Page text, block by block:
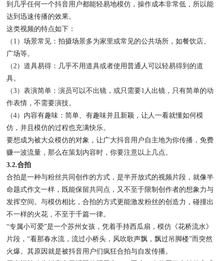
到几乎任何一个抖音用户都能轻易地模仿，操作成本非常低，所以能
达到迅速传播的效果。
这类视频的特点如下：
（1）场景常见：拍摄场景多为家里或常见的公共场所，如餐饮店、
广场等。
（2）道具易得：几乎不用道具或者使用普通人可以轻易得到的道
具。
（3）表演简单：演员可以不出镜，或只需要1人出镜，只有简单的动
作表情，不需要演技。
（4）内容有趣味：简单、有趣味并且新颖，让人一看就懂如何模
仿，并且模仿的过程也充满快乐。
要想成为被大众模仿的对象，让广大抖音用户自主地为你传播，免费
赚一波流量，那么在策划内容时，你要注意以上几点。
3.2.合拍
合拍是一种与粉丝共同创作的方式，是半开放式的视频片段，就像半
命题式作文一样，既能保留共同点，又不至于限制创作者的想象力与
发挥空间。与模仿相比，合拍的方式更能激发粉丝的创造力，碰撞出
不一样的火花，不至于千篇一律。
“专属小可爱”是一个苏州女孩，凭着手持西瓜扇，模仿《花桥流水》
片段，“看那春水流，流过小桥头，风吹歌声飘，飘过吊脚楼”而突然
火爆。其原因就是被抖音用户们疯狂合拍与自发传播。